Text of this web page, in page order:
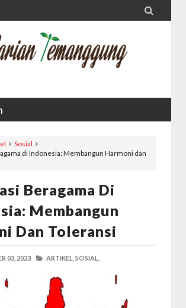

Sosial
di Indonesia: Membangun Harmoni dan
Beragama Di
Membangun
Dan Toleransi
03, 2023 ARTIKEL, SOSIAL,